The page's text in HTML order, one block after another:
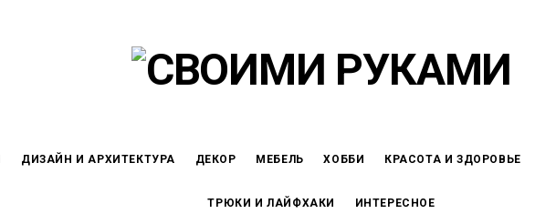
ДИЗАЙН И АРХИТЕКТУРА ДЕКОР МЕБЕЛЬ ХОББИ КРАСОТА И ЗДОРОВЬЕ
ТРЮКИ И ЛАЙФХАКИ ИНТЕРЕСНОЕ